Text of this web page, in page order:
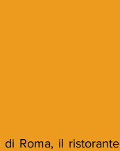
Roma, il ristorante